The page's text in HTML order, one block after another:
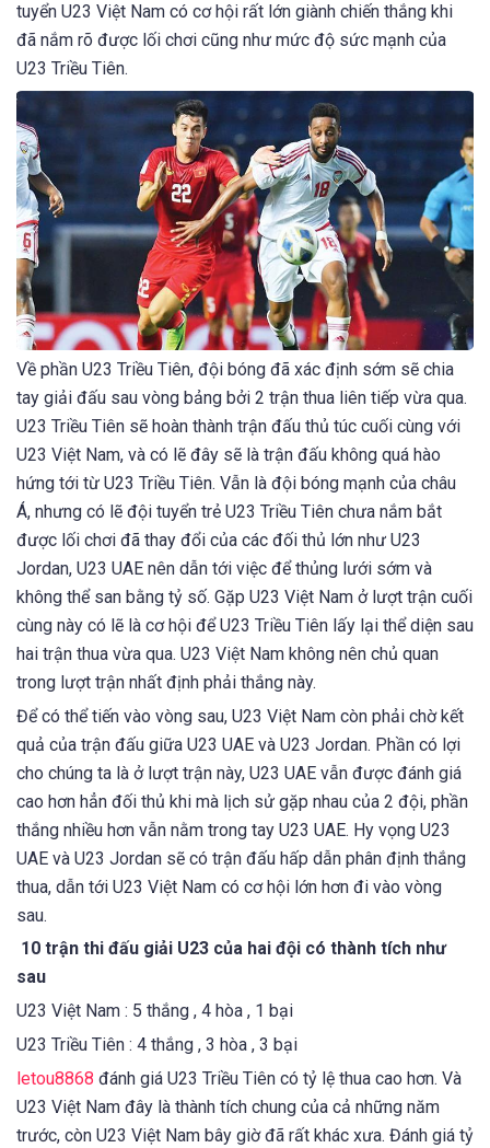
tuyển U23 Việt Nam có cơ hội rất lớn giành chiến thắng khi
đã nắm rõ được lối chơi cũng như mức độ sức mạnh của
U23 Triều Tiên.
Về phần U23 Triều Tiên, đội bóng đã xác định sớm sẽ chia
tay giải đấu sau vòng bảng bởi 2 trận thua liên tiếp vừa qua.
U23 Triều Tiên sẽ hoàn thành trận đấu thủ túc cuối cùng với
U23 Việt Nam, và có lẽ đây sẽ là trận đấu không quá hào
hứng tới từ U23 Triều Tiên. Vẫn là đội bóng mạnh của châu
Á, nhưng có lẽ đội tuyển trẻ U23 Triều Tiên chưa nắm bắt
được lối chơi đã thay đổi của các đối thủ lớn như U23
Jordan, U23 UAE nên dẫn tới việc để thủng lưới sớm và
không thể san bằng tỷ số. Gặp U23 Việt Nam ở lượt trận cuối
cùng này có lẽ là cơ hội để U23 Triều Tiên lấy lại thể diện sau
hai trận thua vừa qua. U23 Việt Nam không nên chủ quan
trong lượt trận nhất định phải thắng này.
Để có thể tiến vào vòng sau, U23 Việt Nam còn phải chờ kết
quả của trận đấu giữa U23 UAE và U23 Jordan. Phần có lợi
cho chúng ta là ở lượt trận này, U23 UAE vẫn được đánh giá
cao hơn hẳn đối thủ khi mà lịch sử gặp nhau của 2 đội, phần
thắng nhiều hơn vẫn nằm trong tay U23 UAE. Hy vọng U23
UAE và U23 Jordan sẽ có trận đấu hấp dẫn phân định thắng
thua, dẫn tới U23 Việt Nam có cơ hội lớn hơn đi vào vòng
sau.
10 trận thi đấu giải U23 của hai đội có thành tích như
sau
U23 Việt Nam : 5 thắng , 4 hòa , 1 bại
U23 Triều Tiên : 4 thắng , 3 hòa , 3 bại
letou8868 đánh giá U23 Triều Tiên có tỷ lệ thua cao hơn. Và
U23 Việt Nam đây là thành tích chung của cả những năm
trước, còn U23 Việt Nam bây giờ đã rất khác xưa. Đánh giá tỷ